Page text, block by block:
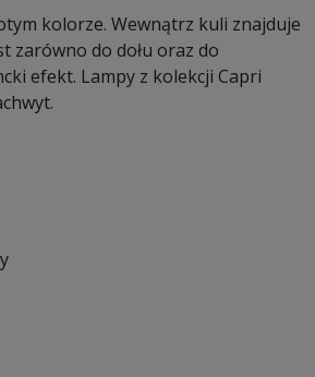
kolorze. Wewnątrz kuli znajduje
zarówno do dołu oraz do
efekt. Lampy z kolekcji Capri